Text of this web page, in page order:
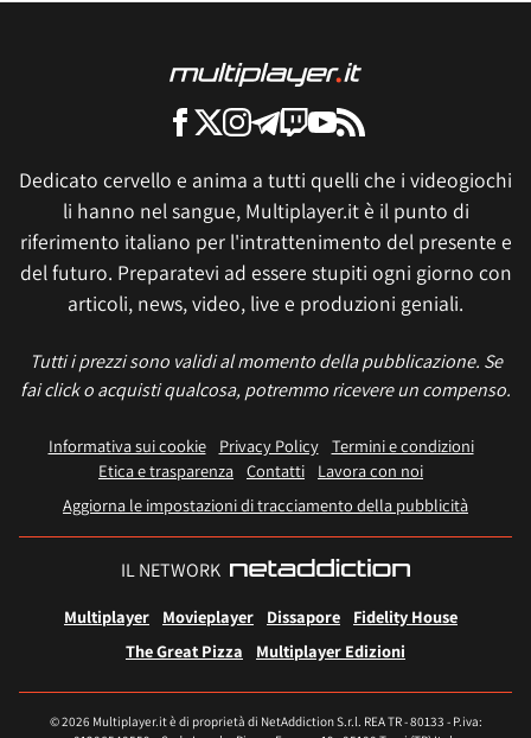
Dedicato cervello e anima a tutti quelli che i videogiochi
li hanno nel sangue, Multiplayer.it è il punto di
riferimento italiano per l'intrattenimento del presente e
del futuro. Preparatevi ad essere stupiti ogni giorno con
articoli, news, video, live e produzioni geniali.
Tutti i prezzi sono validi al momento della pubblicazione. Se
fai click o acquisti qualcosa, potremmo ricevere un compenso.
Informativa sui cookie Privacy Policy
Termini e condizioni
Etica e trasparenza Contatti
Lavora con noi
Aggiorna le impostazioni di tracciamento della pubblicità
IL NETWORK
Multiplayer Movieplayer Dissapore
Fidelity House
The Great Pizza
Multiplayer Edizioni
© 2026 Multiplayer.it è di proprietà di NetAddiction S.r.l. REA TR - 80133 - P.iva: